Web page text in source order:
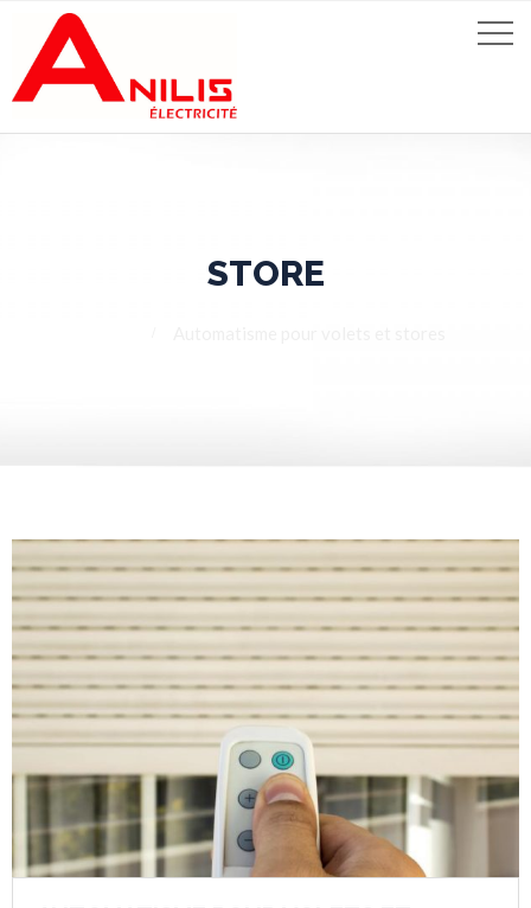
STORE